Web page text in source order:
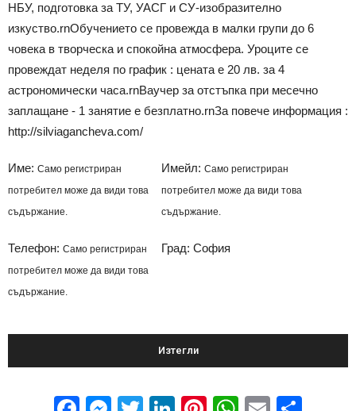
НБУ, подготовка за ТУ, УАСГ и СУ-изобразително
изкуство.rnОбучението се провежда в малки групи до 6
човека в творческа и спокойна атмосфера. Уроците се
провеждат неделя по график : цената е 20 лв. за 4
астрономически часа.rnВаучер за отстъпка при месечно
заплащане - 1 занятие е безплатно.rnЗа повече информация :
http://silviagancheva.com/
Име: Само регистриран
потребител може да види това
съдържание.
Имейл: Само регистриран
потребител може да види това
съдържание.
Телефон: Само регистриран
потребител може да види това
съдържание.
Град: София
Изтегли